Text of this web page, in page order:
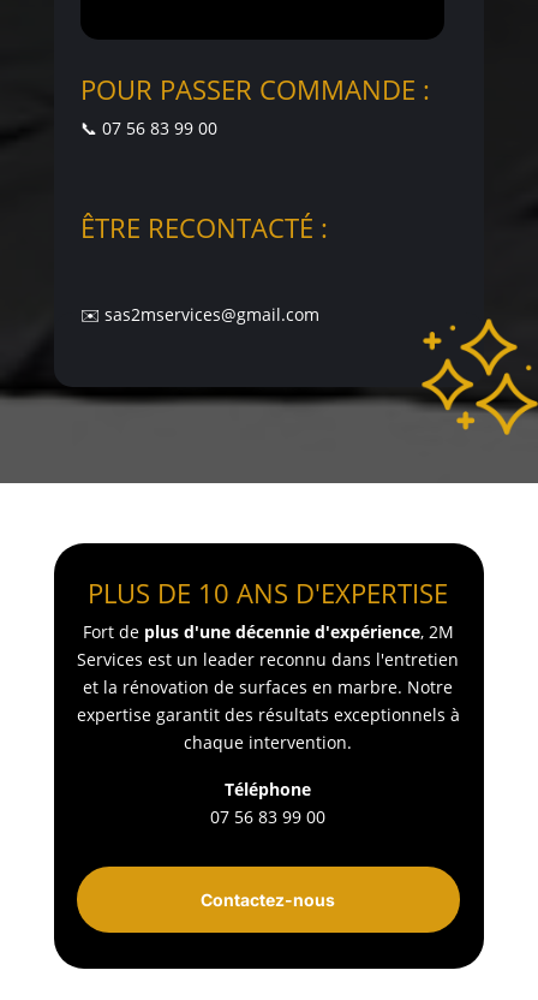
POUR PASSER COMMANDE :
📞 07 56 83 99 00
ÊTRE RECONTACTÉ :
✉️ sas2mservices@gmail.com
PLUS DE 10 ANS D'EXPERTISE
Fort de plus d'une décennie d'expérience, 2M
Services est un leader reconnu dans l'entretien
et la rénovation de surfaces en marbre. Notre
expertise garantit des résultats exceptionnels à
chaque intervention.
Téléphone
07 56 83 99 00
Contactez-nous